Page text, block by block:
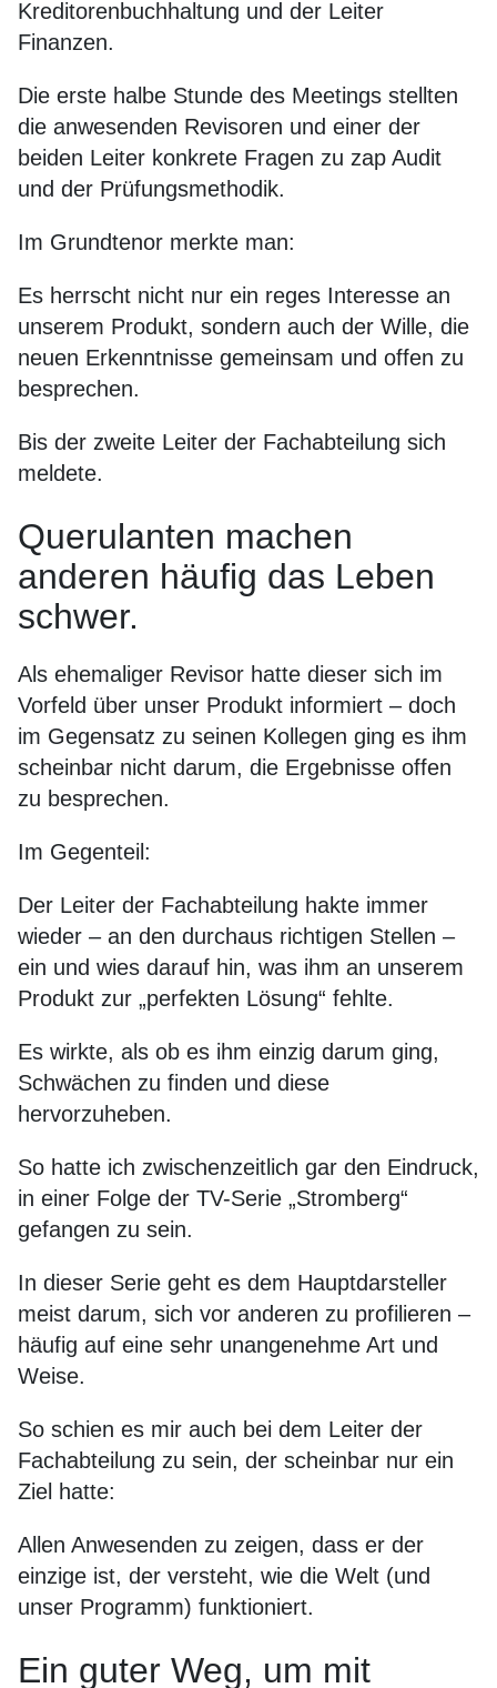
Kreditorenbuchhaltung und der Leiter
Finanzen.
Die erste halbe Stunde des Meetings stellten
die anwesenden Revisoren und einer der
beiden Leiter konkrete Fragen zu zap Audit
und der Prüfungsmethodik.
Im Grundtenor merkte man:
Es herrscht nicht nur ein reges Interesse an
unserem Produkt, sondern auch der Wille, die
neuen Erkenntnisse gemeinsam und offen zu
besprechen.
Bis der zweite Leiter der Fachabteilung sich
meldete.
Querulanten machen
anderen häufig das Leben
schwer.
Als ehemaliger Revisor hatte dieser sich im
Vorfeld über unser Produkt informiert – doch
im Gegensatz zu seinen Kollegen ging es ihm
scheinbar nicht darum, die Ergebnisse offen
zu besprechen.
Im Gegenteil:
Der Leiter der Fachabteilung hakte immer
wieder – an den durchaus richtigen Stellen –
ein und wies darauf hin, was ihm an unserem
Produkt zur „perfekten Lösung“ fehlte.
Es wirkte, als ob es ihm einzig darum ging,
Schwächen zu finden und diese
hervorzuheben.
So hatte ich zwischenzeitlich gar den Eindruck,
in einer Folge der TV-Serie „Stromberg“
gefangen zu sein.
In dieser Serie geht es dem Hauptdarsteller
meist darum, sich vor anderen zu profilieren –
häufig auf eine sehr unangenehme Art und
Weise.
So schien es mir auch bei dem Leiter der
Fachabteilung zu sein, der scheinbar nur ein
Ziel hatte:
Allen Anwesenden zu zeigen, dass er der
einzige ist, der versteht, wie die Welt (und
unser Programm) funktioniert.
Ein guter Weg, um mit